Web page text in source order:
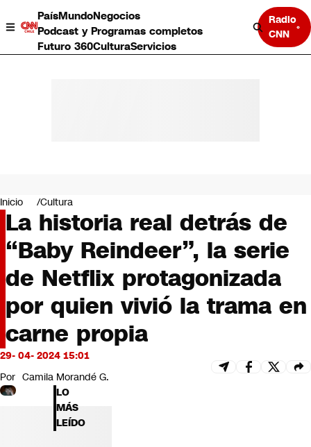
PaísMundoNegocios
Podcast y Programas completos
Futuro 360CulturaServicios
Radio
CNN
Negocios
Deportes
Programas completos
Cultura
Servicios
Bits
CNN tiempo
Futuro 360
Opinión
Inicio Cultura
La historia real detrás de
“Baby Reindeer”, la serie
de Netflix protagonizada
por quien vivió la trama en
carne propia
29- 04- 2024 15:01
Por Camila Morandé G.
LO
MÁS
LEÍDO